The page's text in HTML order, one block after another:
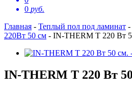
0 руб.
Главная - Теплый пол под ламинат -
220Вт 50 см - IN-THERM T 220 Вт
IN-THERM T 220 Вт